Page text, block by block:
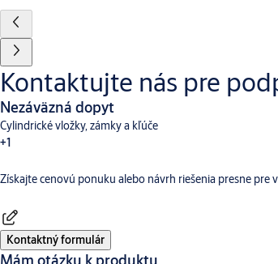
Kontaktujte nás pre
Nezáväzná dopyt
Cylindrické vložky, zámky a kľúče
+1
Získajte cenovú ponuku alebo návrh riešenia presne pre
Kontaktný formulár
Mám otázku k produktu